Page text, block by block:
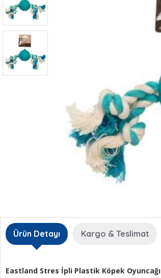
Ürün Detayı Kargo & Teslimat
Eastland Stres İpli Plastik Köpek